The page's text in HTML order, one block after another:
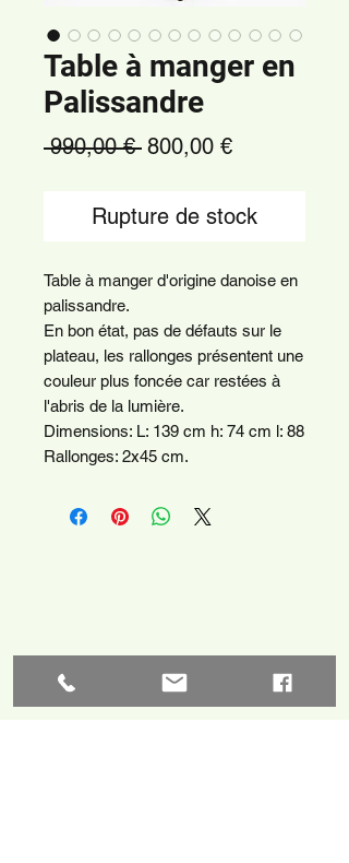
Table à manger en
Palissandre
990,00 € Prix
800,00 €Prix
Rupture de stock
Table à manger d'origine danoise en
palissandre.
En bon état, pas de défauts sur le
plateau, les rallonges présentent une
couleur plus foncée car restées à
l'abris de la lumière.
Dimensions: L: 139 cm h: 74 cm l: 88
Rallonges: 2x45 cm.